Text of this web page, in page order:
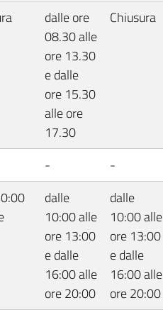
dalle ore
08.30 alle
ore 13.30
e dalle
ore 15.30
alle ore
17.30
Chiusura
- -
dalle
10:00 alle
ore 13:00
e dalle
16:00 alle
ore 20:00
dalle
10:00 alle
ore 13:00
e dalle
16:00 alle
ore 20:00